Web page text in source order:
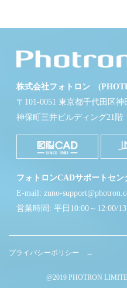
株式会社フォトロン
〒101-0051 東京都千代田区
神保町三井ビルディング21階
フォトロンCADサポートセン
E-mail: zuno-
営業時間: 平日10:00～12:00/
プライバシーポリシー →
@2019 PHOTRON